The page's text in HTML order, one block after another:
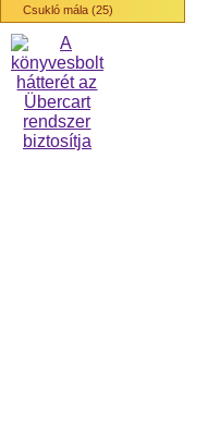
Csukló mála (25)